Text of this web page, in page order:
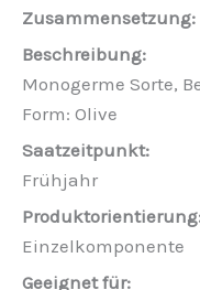
Monogerme Sorte,
Form: Olive
Frühjahr
Einzelkomponente